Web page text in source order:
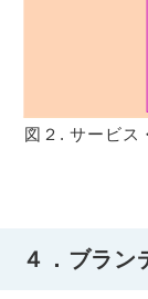
図２. サービス
４．ブラン